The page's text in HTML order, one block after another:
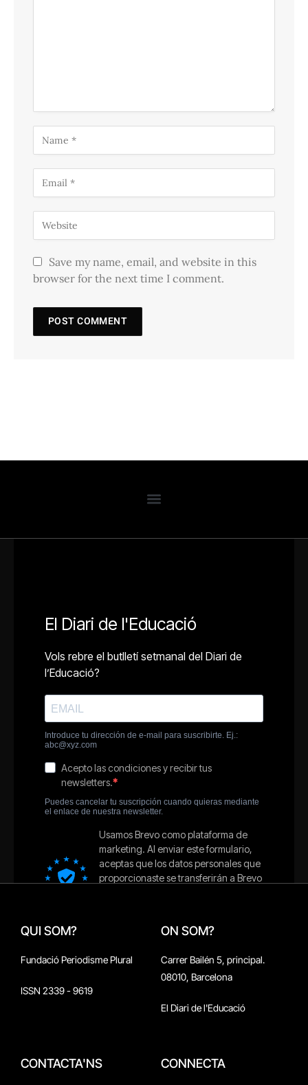
Save my name, email, and website in this
browser for the next time I comment.
QUI SOM?
Fundació Periodisme Plural
ISSN 2339 - 9619
ON SOM?
Carrer Bailén 5, principal.
08010, Barcelona
El Diari de l'Educació
CONTACTA'NS CONNECTA